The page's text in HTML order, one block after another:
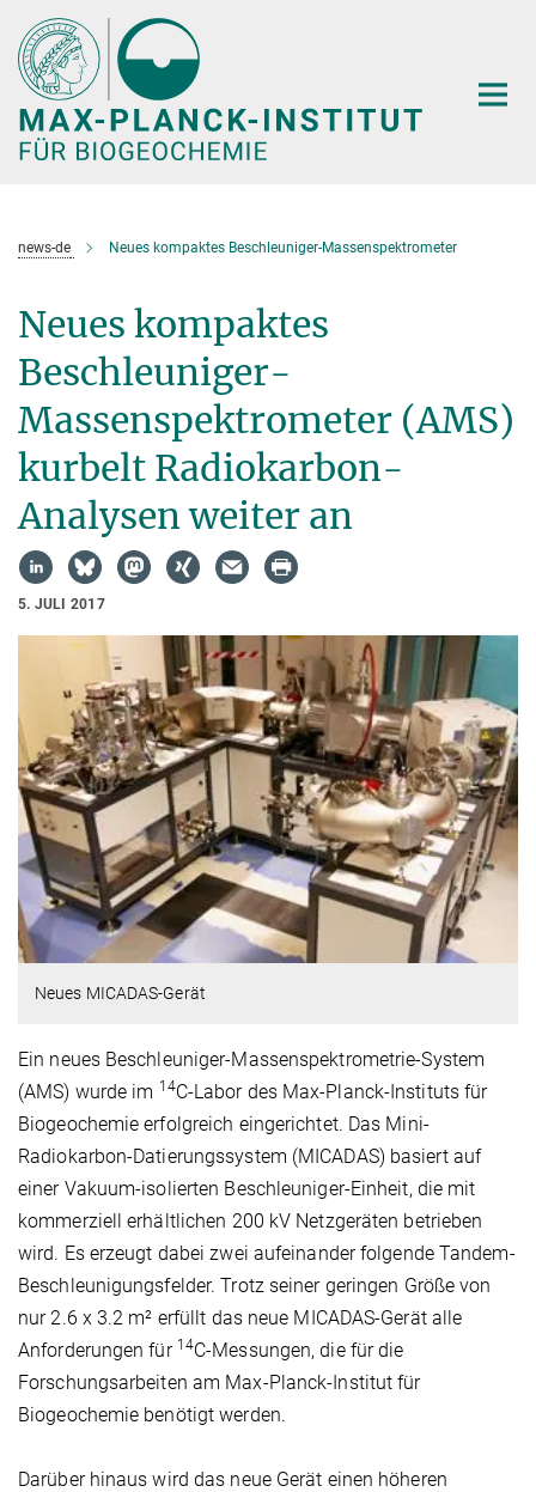
Hauptinhalt
news-de Neues kompaktes Beschleuniger-Massenspektrometer
Neues kompaktes
Beschleuniger-
Massenspektrometer (AMS)
kurbelt Radiokarbon-
Analysen weiter an
5. JULI 2017
Neues MICADAS-Gerät
Ein neues Beschleuniger-Massenspektrometrie-System
(AMS) wurde im 14C-Labor des Max-Planck-Instituts für
Biogeochemie erfolgreich eingerichtet. Das Mini-
Radiokarbon-Datierungssystem (MICADAS) basiert auf
einer Vakuum-isolierten Beschleuniger-Einheit, die mit
kommerziell erhältlichen 200 kV Netzgeräten betrieben
wird. Es erzeugt dabei zwei aufeinander folgende Tandem-
Beschleunigungsfelder. Trotz seiner geringen Größe von
nur 2.6 x 3.2 m² erfüllt das neue MICADAS-Gerät alle
Anforderungen für 14C-Messungen, die für die
Forschungsarbeiten am Max-Planck-Institut für
Biogeochemie benötigt werden.
Darüber hinaus wird das neue Gerät einen höheren